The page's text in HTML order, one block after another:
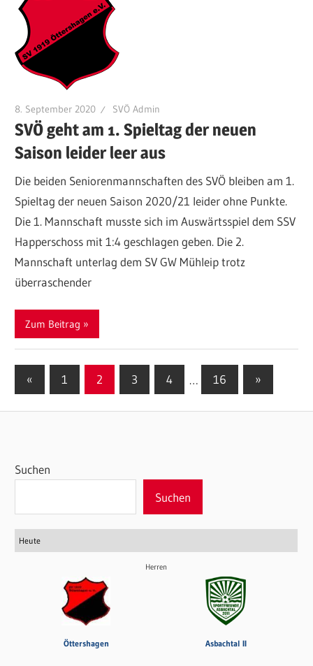
8. September 2020 SVÖ Admin
SVÖ geht am 1. Spieltag der neuen
Saison leider leer aus
Die beiden Seniorenmannschaften des SVÖ bleiben am 1.
Spieltag der neuen Saison 2020/21 leider ohne Punkte.
Die 1. Mannschaft musste sich im Auswärtsspiel dem SSV
Happerschoss mit 1:4 geschlagen geben. Die 2.
Mannschaft unterlag dem SV GW Mühleip trotz
überraschender
Zum Beitrag
Seitennummerierung
« Vorherige
Beiträge
1 2 3 4 … 16
Nächste
Beiträge
»
Suchen
Suchen
Heute
Herren
Öttershagen Asbachtal II